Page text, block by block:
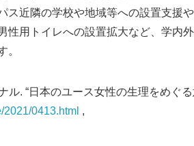
ス近隣の学校や地域等への設置支援
性用トイレへの設置拡大など、学内
。
. “日本のユース女性の生理をめぐる
0413.html ,